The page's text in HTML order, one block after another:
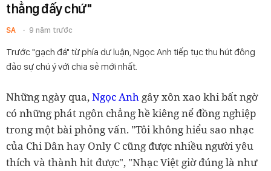
thẳng đấy chứ"
SA 9 năm trước
Trước "gạch đá" từ phía dư luận, Ngọc Anh tiếp tục thu hút đông
đảo sự chú ý với chia sẻ mới nhất.
Những ngày qua,Ngọc Anh gây xôn xao khi bất ngờ
có những phát ngôn chẳng hề kiêng nể đồng nghiệp
trong một bài phỏng vấn. "Tôi không hiểu sao nhạc
của Chi Dân hay Only C cũng được nhiều người yêu
thích và thành hit được", "Nhạc Việt giờ đúng là như